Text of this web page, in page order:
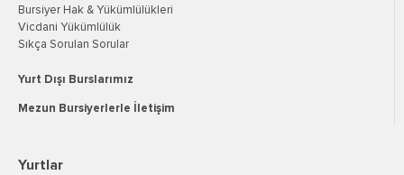
Bursiyer Hak & Yükümlülükleri
Vicdani Yükümlülük
Sıkça Sorulan Sorular
Yurt Dışı Burslarımız
Mezun Bursiyerlerle İletişim
Yurtlar